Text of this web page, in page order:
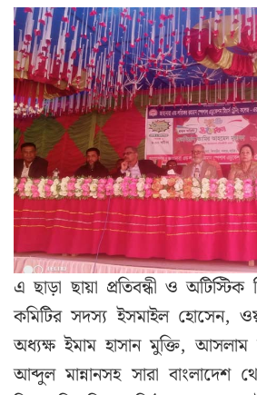
এ ছাড়া ছায়া প্রতিবন্ধী ও অটিস্টিক
কমিটির সদস্য ইসমাইল হোসেন,
অধ্যক্ষ ইমাম হাসান মুক্তি, আসলাম
আব্দুল মান্নানসহ সারা